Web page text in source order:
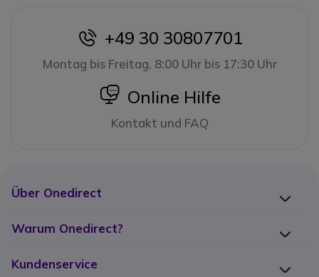
icon
+49 30 30807701
Montag bis Freitag, 8:00 Uhr bis 17:30 Uhr
icon
Online Hilfe
Kontakt und FAQ
Über Onedirect
Warum Onedirect?
Kundenservice